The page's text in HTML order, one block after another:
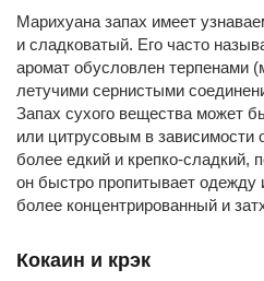
Марихуана запах имеет
и сладковатый. Его часто
аромат обусловлен терпенами
летучими сернистыми
Запах сухого вещества может
или цитрусовым в зависимости
более едкий и крепко-сладкий,
он быстро пропитывает
более концентрированный и
Кокаин и крэк